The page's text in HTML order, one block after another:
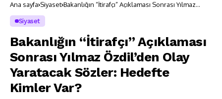
Ana sayfa Siyaset Bakanlığın “İtirafçı” Açıklaması Sonrası Yılmaz
Siyaset
Bakanlığın “İtirafçı” Açıklaması
Sonrası Yılmaz Özdil’den Olay
Yaratacak Sözler: Hedefte
Kimler Var?